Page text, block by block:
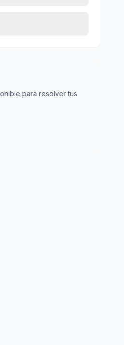
para resolver tus